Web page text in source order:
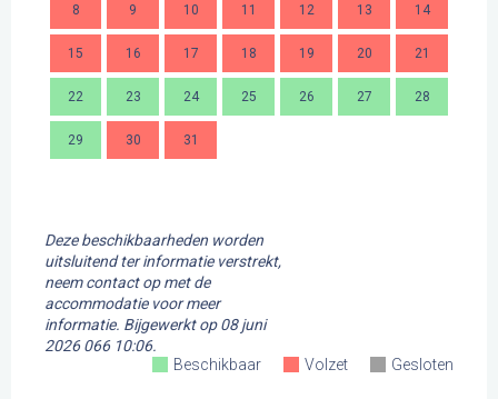
8 9 10 11 12 13 14
15 16 17 18 19 20 21
22 23 24 25 26 27 28
29 30 31
Deze beschikbaarheden worden
uitsluitend ter informatie verstrekt,
neem contact op met de
accommodatie voor meer
informatie. Bijgewerkt op08 juni
2026 066 10:06.
Beschikbaar
Volzet Gesloten